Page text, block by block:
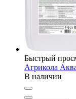
Быстрый
Агрикола
В наличии